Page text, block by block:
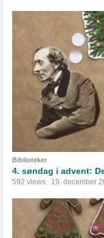
Biblioteker
4. søndag i advent:
592 views 19. december